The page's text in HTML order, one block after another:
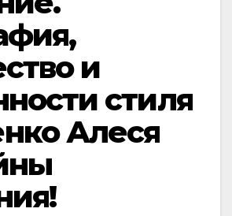
и
стиля
Алеся